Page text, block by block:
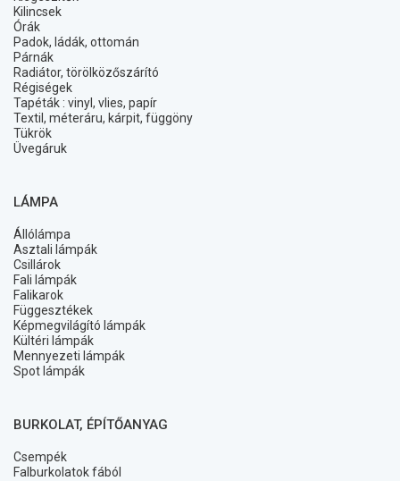
Kilincsek
Órák
Padok, ládák, ottomán
Párnák
Radiátor, törölközőszárító
Régiségek
Tapéták : vinyl, vlies, papír
Textil, méteráru, kárpit, függöny
Tükrök
Üvegáruk
LÁMPA
Állólámpa
Asztali lámpák
Csillárok
Fali lámpák
Falikarok
Függesztékek
Képmegvilágító lámpák
Kültéri lámpák
Mennyezeti lámpák
Spot lámpák
BURKOLAT, ÉPÍTŐANYAG
Csempék
Falburkolatok fából